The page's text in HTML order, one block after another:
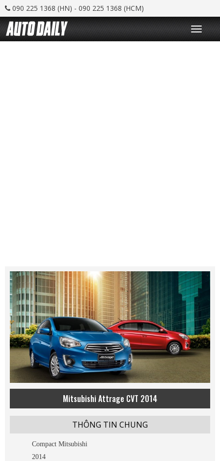
090 225 1368 (HN) - 090 225 1368 (HCM)
T
o
g
Mitsubishi Attrage CVT 2014
THÔNG TIN CHUNG
Compact Mitsubishi
2014